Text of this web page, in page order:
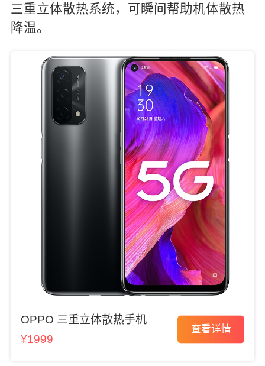
三重立体散热系统，可瞬间帮助机体散热
降温。
OPPO 三重立体散热手机
¥1999
查看详情